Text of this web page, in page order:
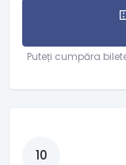
Puteți cumpăra
10